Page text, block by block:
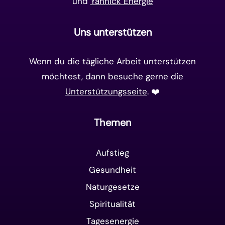
Uns unterstützen
Wenn du die tägliche Arbeit unterstützen
möchtest, dann besuche gerne die
Unterstützungsseite. ❤️️
Themen
Aufstieg
Gesundheit
Naturgesetze
Spiritualität
Tagesenergie